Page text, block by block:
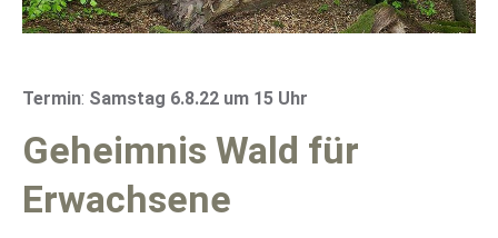
Termin: Samstag 6.8.22 um 15 Uhr
Geheimnis Wald für
Erwachsene